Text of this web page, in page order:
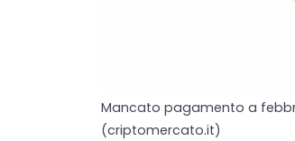
Mancato pagamento a
(criptomercato.it)